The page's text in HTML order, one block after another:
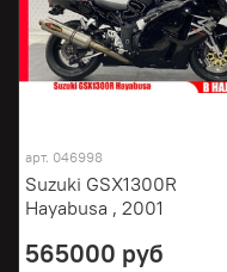
арт. 046998
Suzuki GSX1300R
Hayabusa , 2001
565000 руб